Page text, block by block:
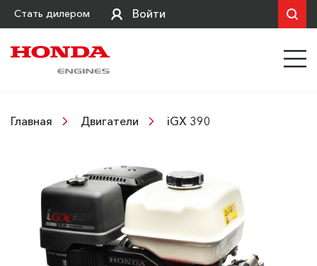
Стать дилером Войти
Главная Двигатели iGX 390